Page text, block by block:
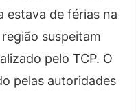
estava de férias na
suspeitam
pelo TCP. O
pelas autoridades